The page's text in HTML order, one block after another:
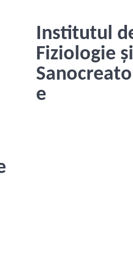
Institutul
Fiziologie și
e